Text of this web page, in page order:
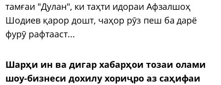
тамғаи "Дулан", ки таҳти идораи Афзалшоҳ
Шодиев қарор дошт, чаҳор рӯз пеш ба дарё
фурӯ рафтааст...
Шарҳи ин ва дигар хабарҳои тозаи олами
шоу-бизнеси дохилу хориҷро аз саҳифаи